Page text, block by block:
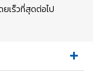
เร็วที่สุดต่อไป